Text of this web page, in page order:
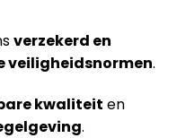
verzekerd en
veiligheidsnormen.
kwaliteit en
.